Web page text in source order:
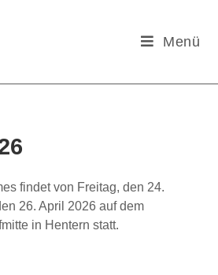
Menü
findet von Freitag, den 24.
26. April 2026 auf dem
in Hentern statt.